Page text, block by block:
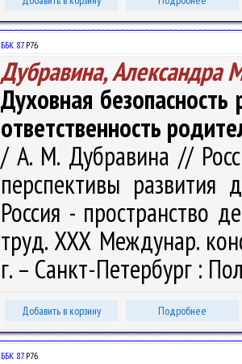
ББК 87.Р76
Дубравина, Александра
Духовная
ответственность
/ А. М. Дубравина //
перспективы развития
Россия - пространство
труд. ХХХ Междунар.
г. – Санкт-Петербург :
Добавить в корзину Подробнее
ББК 87.Р76